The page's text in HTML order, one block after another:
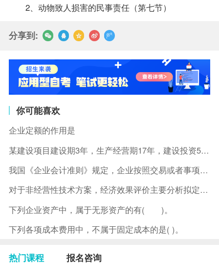
2、动物致人损害的民事责任（第七节）
分享到:
你可能喜欢
企业定额的作用是
某建设项目建设期3年，生产经营期17年，建设投资5500万元
我国《企业会计准则》规定，企业按照交易或者事项的经济特征确定
对于非经营性技术方案，经济效果评价主要分析拟定方案的( )。
下列企业资产中，属于无形资产的有( )。
下列各项成本费用中，不属于固定成本的是( )。
热门课程 报名咨询